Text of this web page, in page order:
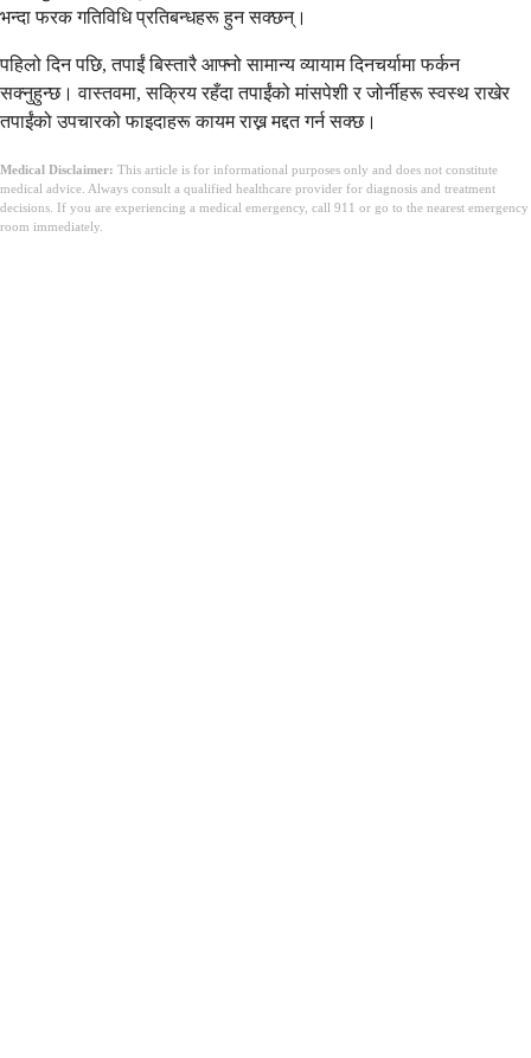
भन्दा फरक गतिविधि प्रतिबन्धहरू हुन सक्छन्।
पहिलो दिन पछि, तपाईं बिस्तारै आफ्नो सामान्य व्यायाम दिनचर्यामा फर्कन
सक्नुहुन्छ। वास्तवमा, सक्रिय रहँदा तपाईंको मांसपेशी र जोर्नीहरू स्वस्थ राखेर
तपाईंको उपचारको फाइदाहरू कायम राख्न मद्दत गर्न सक्छ।
Medical Disclaimer: This article is for informational purposes only and does not constitute
medical advice. Always consult a qualified healthcare provider for diagnosis and treatment
decisions. If you are experiencing a medical emergency, call 911 or go to the nearest emergency
room immediately.